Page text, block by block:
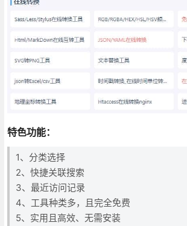
特色功能：
1、分类选择
2、快捷关联搜索
3、最近访问记录
4、工具种类多，且完全免费
5、实用且高效、无需安装